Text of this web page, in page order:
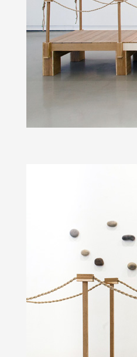
Artistes
Contact